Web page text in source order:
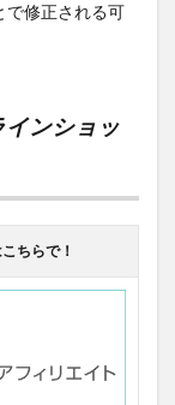
で修正される可
インショッ
ちらで！